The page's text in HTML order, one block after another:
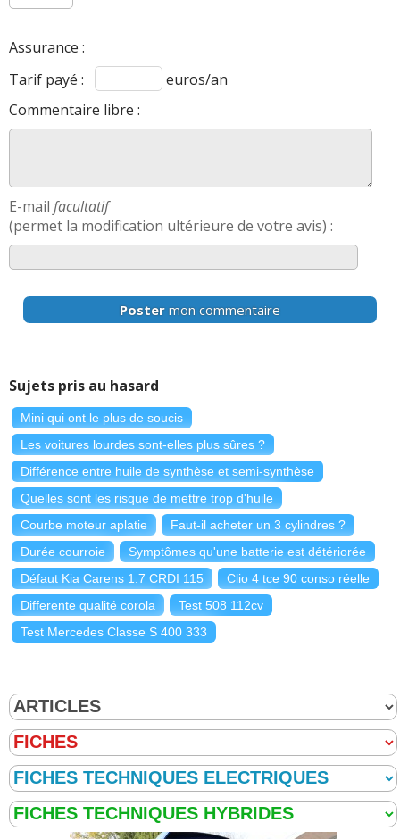
Assurance :
Tarif payé :
euros/an
Commentaire libre :
E-mail facultatif
(permet la modification ultérieure de votre avis) :
Poster mon commentaire
Sujets pris au hasard
Mini qui ont le plus de soucis
Les voitures lourdes sont-elles plus sûres ?
Différence entre huile de synthèse et semi-synthèse
Quelles sont les risque de mettre trop d'huile
Courbe moteur aplatie
Faut-il acheter un 3 cylindres ?
Durée courroie
Symptômes qu'une batterie est détériorée
Défaut Kia Carens 1.7 CRDI 115
Clio 4 tce 90 conso réelle
Differente qualité corola
Test 508 112cv
Test Mercedes Classe S 400 333